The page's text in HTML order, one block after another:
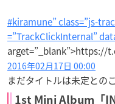
#kiramune” class=”js-
=”TrackClickInternal”
arget=”_blank”>https://
2016年02月17日 00:00
まだタイトルは未定との
1st Mini Album「